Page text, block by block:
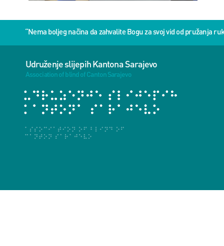
“Nema boljeg načina da zahvalite Bogu za svoj vid od pružanja
Udruženje slijepih Kantona Sarajevo
Association of blind of Canton Sarajevo